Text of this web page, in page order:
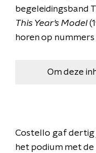
begeleidingsband
This Year's Model
horen op nummers
Om deze
Costello gaf dertig
het podium met